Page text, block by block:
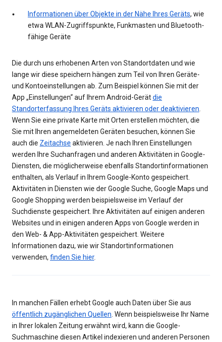
Informationen über Objekte in der Nähe Ihres Geräts, wie
etwa WLAN-Zugriffspunkte, Funkmasten und Bluetooth-
fähige Geräte
Die durch uns erhobenen Arten von Standortdaten und wie
lange wir diese speichern hängen zum Teil von Ihren Geräte-
und Kontoeinstellungen ab. Zum Beispiel können Sie mit der
App „Einstellungen“ auf Ihrem Android-Gerätdie
Standorterfassung Ihres Geräts aktivieren oder deaktivieren
Wenn Sie eine private Karte mit Orten erstellen möchten, die
Sie mit Ihren angemeldeten Geräten besuchen, können Sie
auch die Zeitachse aktivieren. Je nach Ihren Einstellungen
werden Ihre Suchanfragen und anderen Aktivitäten in Google-
Diensten, die möglicherweise ebenfalls Standortinformationen
enthalten, als Verlauf in Ihrem Google-Konto gespeichert.
Aktivitäten in Diensten wie der Google Suche, Google Maps und
Google Shopping werden beispielsweise im Verlauf der
Suchdienste gespeichert. Ihre Aktivitäten auf einigen anderen
Websites und in einigen anderen Apps von Google werden in
den Web- & App-Aktivitäten gespeichert. Weitere
Informationen dazu, wie wir Standortinformationen
verwenden, finden Sie hier.
In manchen Fällen erhebt Google auch Daten über Sie aus
öffentlich zugänglichen Quellen . Wenn beispielsweise Ihr Name
in Ihrer lokalen Zeitung erwähnt wird, kann die Google-
Suchmaschine diesen Artikel indexieren und anderen Personen